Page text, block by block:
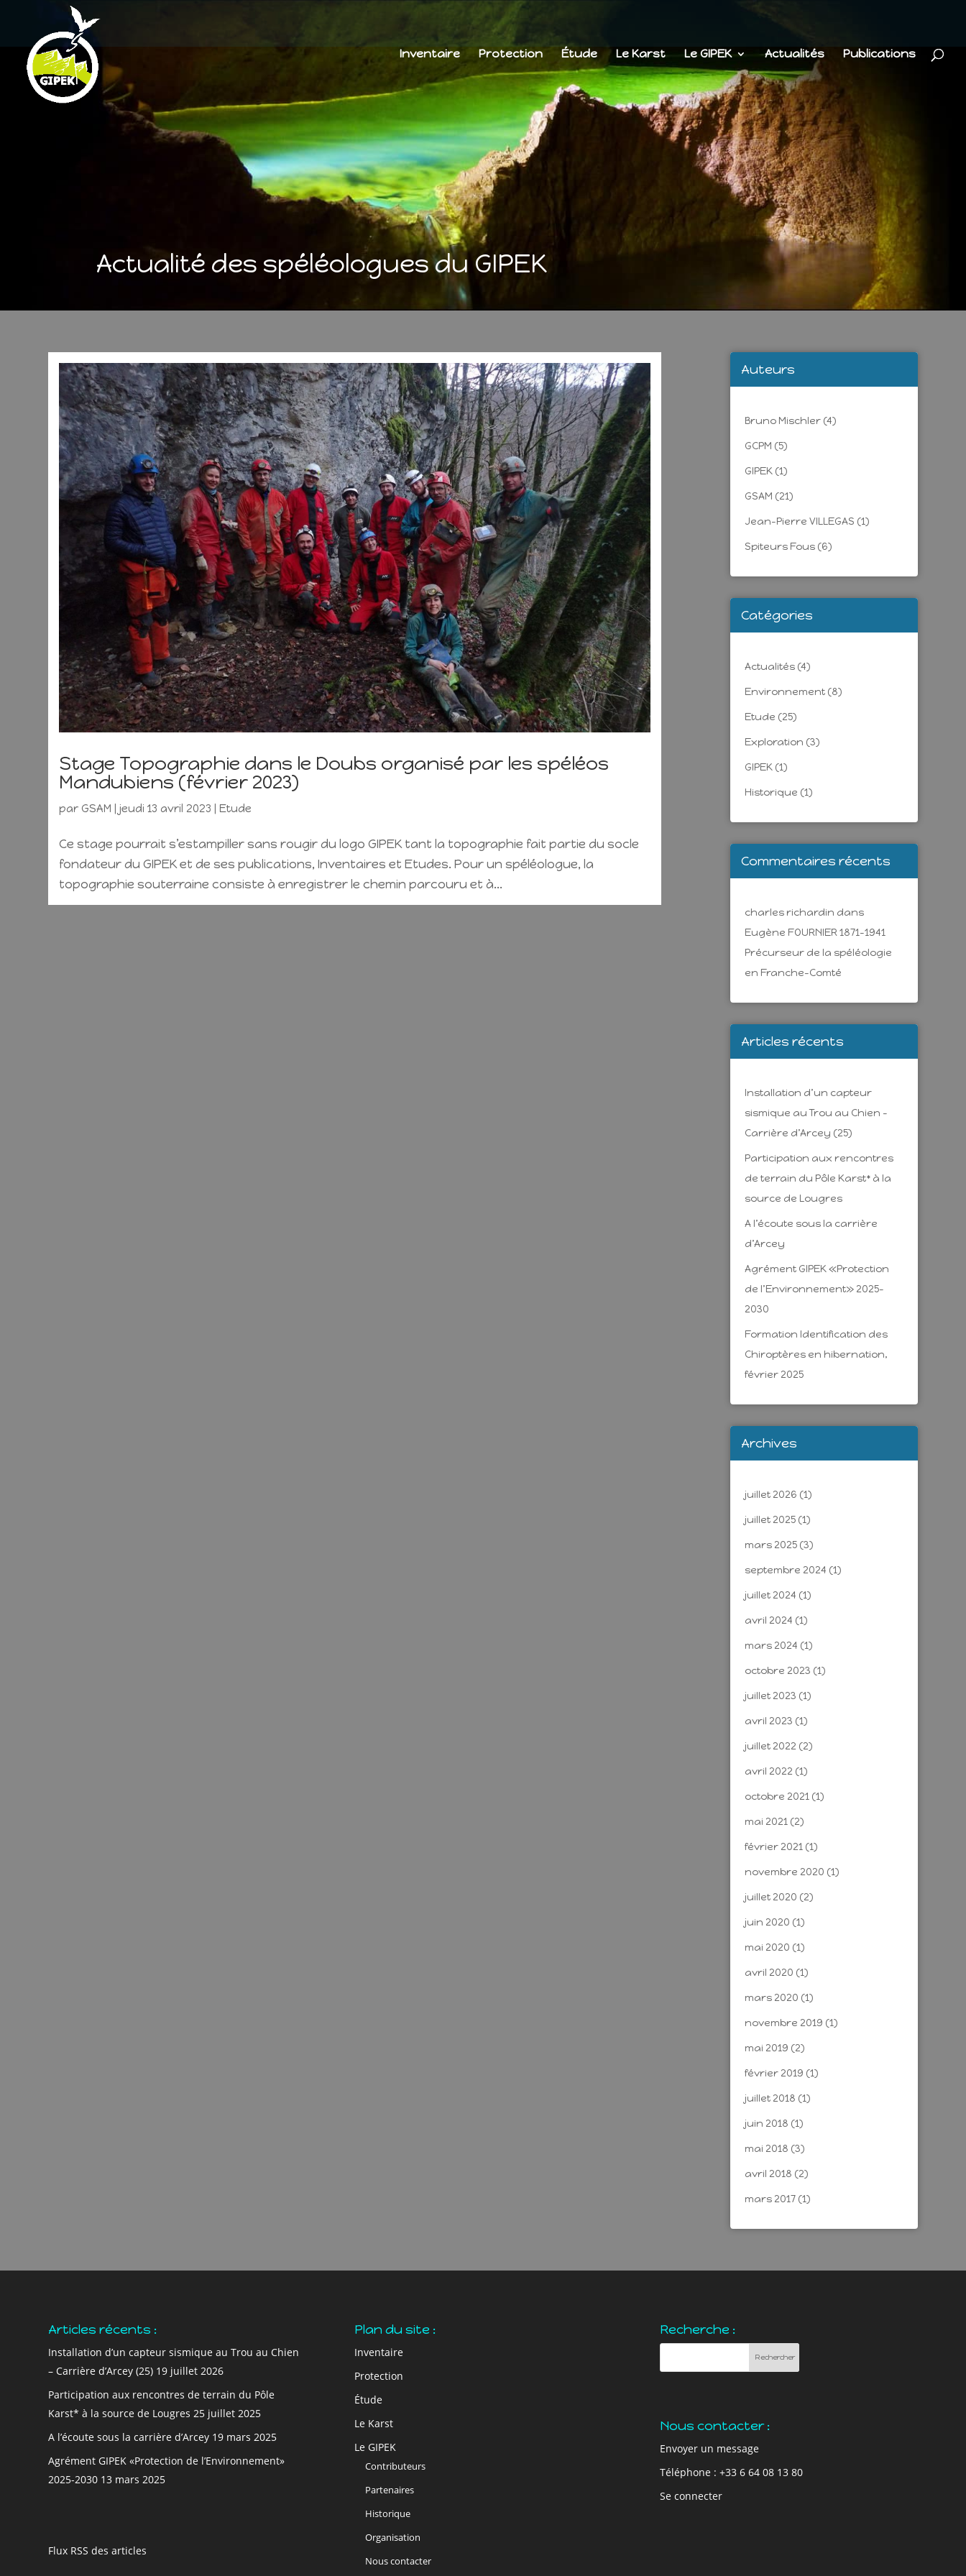
Inventaire Protection Étude Le Karst Le GIPEK Actualités Publications
Actualité des spéléologues du GIPEK
Stage Topographie dans le Doubs organisé par les spéléos
Mandubiens (février 2023)
par GSAM jeudi 13 avril 2023 Etude
Ce stage pourrait s’estampiller sans rougir du logo GIPEK tant la topographie fait partie du socle
fondateur du GIPEK et de ses publications, Inventaires et Etudes. Pour un spéléologue, la
topographie souterraine consiste à enregistrer le chemin parcouru et à...
Auteurs
Bruno Mischler (4)
GCPM (5)
GIPEK (1)
GSAM (21)
Jean-Pierre VILLEGAS (1)
Spiteurs Fous (6)
Catégories
Actualités (4)
Environnement (8)
Etude (25)
Exploration (3)
GIPEK (1)
Historique (1)
Commentaires récents
charles richardin dans
Eugène FOURNIER 1871-1941
Précurseur de la spéléologie
en Franche-Comté
Articles récents
Installation d’un capteur
sismique au Trou au Chien –
Carrière d’Arcey (25)
Participation aux rencontres
de terrain du Pôle Karst* à la
source de Lougres
A l’écoute sous la carrière
d’Arcey
Agrément GIPEK «Protection
de l’Environnement» 2025-
2030
Formation Identification des
Chiroptères en hibernation,
février 2025
Archives
juillet 2026 (1)
juillet 2025 (1)
mars 2025 (3)
septembre 2024 (1)
juillet 2024 (1)
avril 2024 (1)
mars 2024 (1)
octobre 2023 (1)
juillet 2023 (1)
avril 2023 (1)
juillet 2022 (2)
avril 2022 (1)
octobre 2021 (1)
mai 2021 (2)
février 2021 (1)
novembre 2020 (1)
juillet 2020 (2)
juin 2020 (1)
mai 2020 (1)
avril 2020 (1)
mars 2020 (1)
novembre 2019 (1)
mai 2019 (2)
février 2019 (1)
juillet 2018 (1)
juin 2018 (1)
mai 2018 (3)
avril 2018 (2)
mars 2017 (1)
Articles récents :
Installation d’un capteur sismique au Trou au Chien
– Carrière d’Arcey (25) 19 juillet 2026
Participation aux rencontres de terrain du Pôle
Karst* à la source de Lougres 25 juillet 2025
A l’écoute sous la carrière d’Arcey 19 mars 2025
Agrément GIPEK «Protection de l’Environnement»
2025-2030 13 mars 2025
Flux RSS des articles
Plan du site :
Inventaire
Protection
Étude
Le Karst
Le GIPEK
Contributeurs
Partenaires
Historique
Organisation
Nous contacter
Recherche :
Nous contacter :
Envoyer un message
Téléphone : +33 6 64 08 13 80
Se connecter